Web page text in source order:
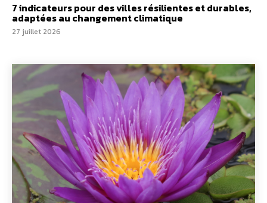
7 indicateurs pour des villes résilientes et durables,
adaptées au changement climatique
27 juillet 2026